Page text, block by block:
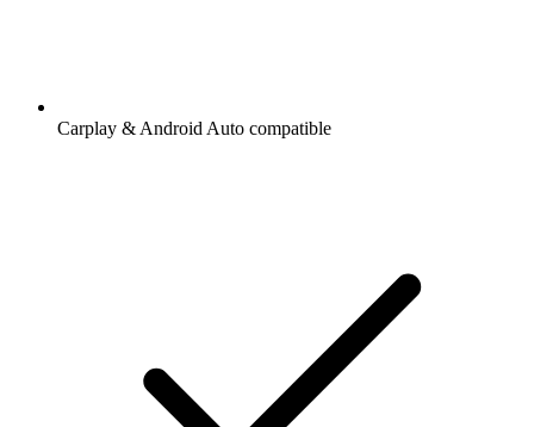
Carplay & Android Auto compatible